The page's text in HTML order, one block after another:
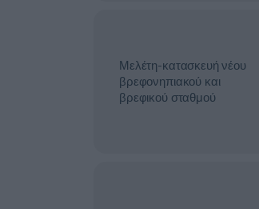
Μελέτη-κατασκευή νέου
βρεφονηπιακού και
βρεφικού σταθμού